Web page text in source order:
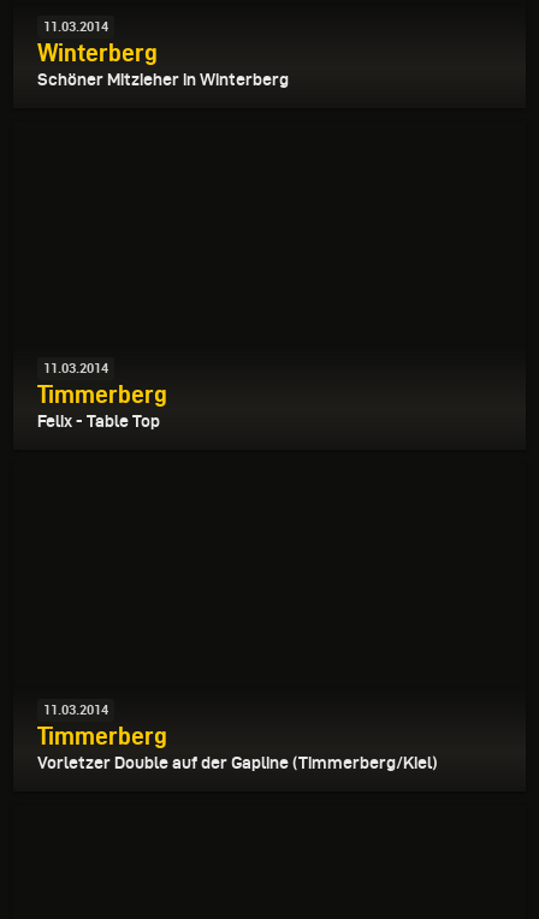
11.03.2014
Winterberg
Schöner Mitzieher in Winterberg
11.03.2014
Timmerberg
Felix - Table Top
11.03.2014
Timmerberg
Vorletzer Double auf der Gapline (Timmerberg/Kiel)